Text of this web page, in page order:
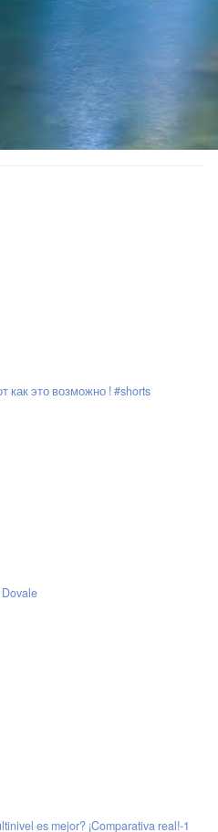
как это возможно ! #shorts
es mejor? ¡Comparativa real!-1